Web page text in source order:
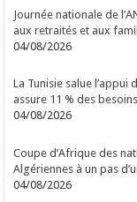
Journée nationale de
aux retraités et aux
04/08/2026
La Tunisie salue l’appui
assure 11 % des
04/08/2026
Coupe d’Afrique des
Algériennes à un pas
04/08/2026